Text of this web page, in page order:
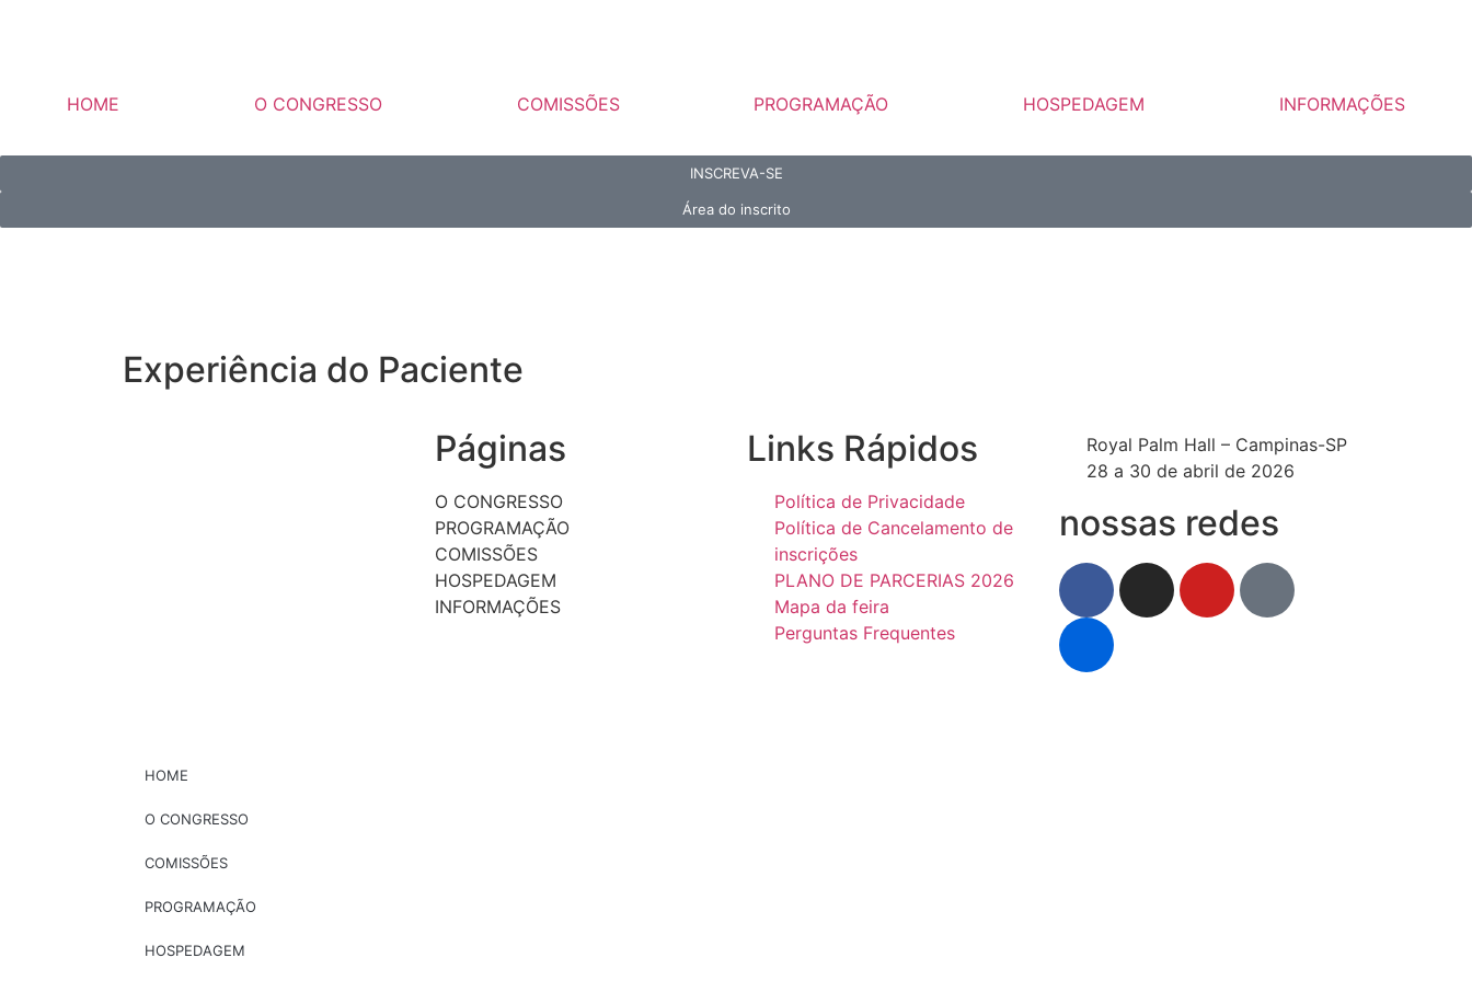
HOME O CONGRESSO COMISSÕES PROGRAMAÇÃO HOSPEDAGEM INFORMAÇÕES
INSCREVA-SE
Área do inscrito
Experiência do Paciente
Páginas
O CONGRESSO
PROGRAMAÇÃO
COMISSÕES
HOSPEDAGEM
INFORMAÇÕES
Links Rápidos
Política de Privacidade
Política de Cancelamento de
inscrições
PLANO DE PARCERIAS 2026
Mapa da feira
Perguntas Frequentes
Royal Palm Hall – Campinas-SP
28 a 30 de abril de 2026
nossas redes
HOME
O CONGRESSO
COMISSÕES
PROGRAMAÇÃO
HOSPEDAGEM